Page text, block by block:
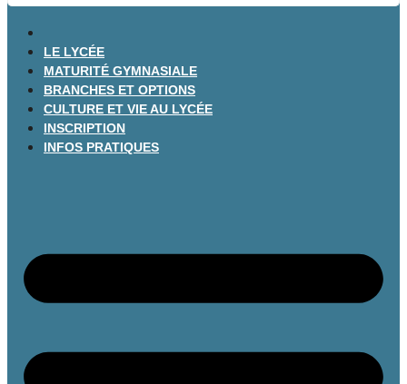
LE LYCÉE
MATURITÉ GYMNASIALE
BRANCHES ET OPTIONS
CULTURE ET VIE AU LYCÉE
INSCRIPTION
INFOS PRATIQUES